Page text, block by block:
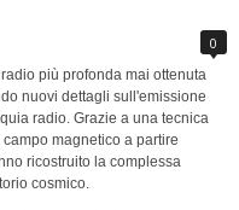
0
più profonda mai ottenuta
nuovi dettagli sull'emissione
radio. Grazie a una tecnica
magnetico a partire
ricostruito la complessa
cosmico.